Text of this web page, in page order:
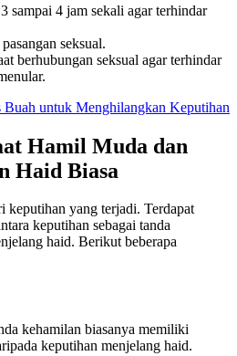
sampai 4 jam sekali agar terhindar
seksual.
berhubungan seksual agar terhindar
Buah untuk Menghilangkan Keputihan
Hamil Muda dan
Haid Biasa
keputihan yang terjadi. Terdapat
keputihan sebagai tanda
haid. Berikut beberapa
kehamilan biasanya memiliki
keputihan menjelang haid.